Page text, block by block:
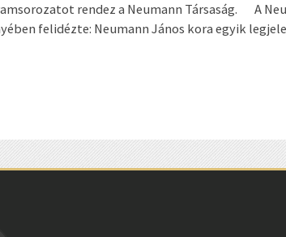
rendez a Neumann Társaság. A
felidézte: Neumann János kora egyik